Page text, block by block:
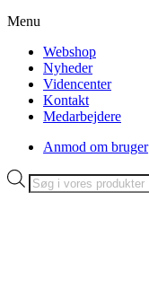
Menu
Webshop
Nyheder
Videncenter
Kontakt
Medarbejdere
Anmod om bruger
Products
search